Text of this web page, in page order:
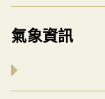
氣象資訊